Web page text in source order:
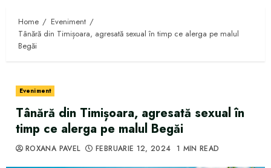
Home
Eveniment
Tânără din Timișoara, agresată sexual în timp ce alerga pe malul
Begăi
Eveniment
Tânără din Timișoara, agresată sexual în
timp ce alerga pe malul Begăi
ROXANA PAVEL FEBRUARIE 12, 2024 1 MIN READ